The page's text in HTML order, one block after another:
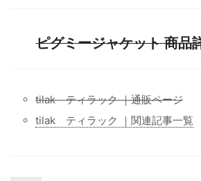
ピグミージャケット 商品
tilak ティラック ｜通販ページ
tilak ティラック ｜関連記事一覧